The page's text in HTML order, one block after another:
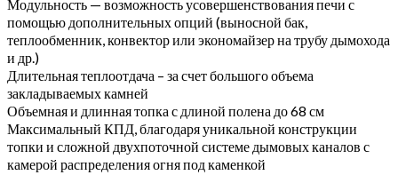
Модульность — возможность усовершенствования печи с
помощью дополнительных опций (выносной бак,
теплообменник, конвектор или экономайзер на трубу дымохода
и др.)
Длительная теплоотдача – за счет большого объема
закладываемых камней
Объемная и длинная топка с длиной полена до 68 см
Максимальный КПД, благодаря уникальной конструкции
топки и сложной двухпоточной системе дымовых каналов с
камерой распределения огня под каменкой